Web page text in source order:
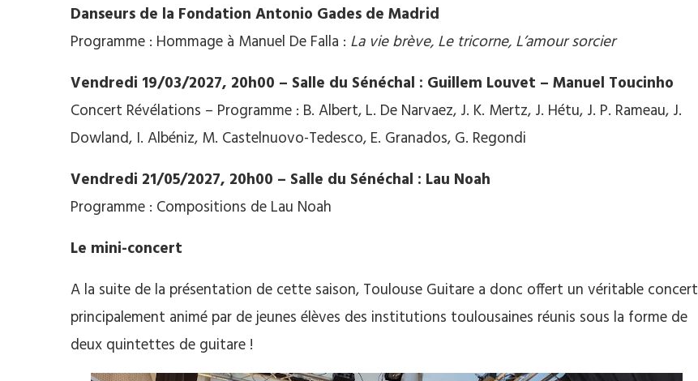
Danseurs de la Fondation Antonio Gades de Madrid
Programme : Hommage à Manuel De Falla : La vie brève, Le tricorne, L’amour sorcier
Vendredi 19/03/2027, 20h00 – Salle du Sénéchal : Guillem Louvet – Manuel Toucinho
Concert Révélations – Programme : B. Albert, L. De Narvaez, J. K. Mertz, J. Hétu, J. P. Rameau, J.
Dowland, I. Albéniz, M. Castelnuovo-Tedesco, E. Granados, G. Regondi
Vendredi 21/05/2027, 20h00 – Salle du Sénéchal : Lau Noah
Programme : Compositions de Lau Noah
Le mini-concert
A la suite de la présentation de cette saison, Toulouse Guitare a donc offert un véritable concert
principalement animé par de jeunes élèves des institutions toulousaines réunis sous la forme de
deux quintettes de guitare !